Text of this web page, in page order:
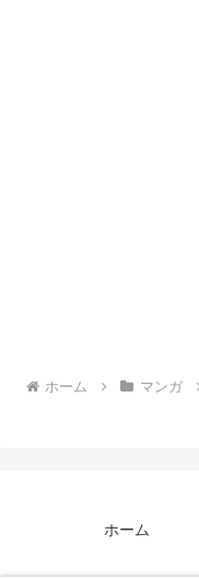
ホーム マンガ
ホーム